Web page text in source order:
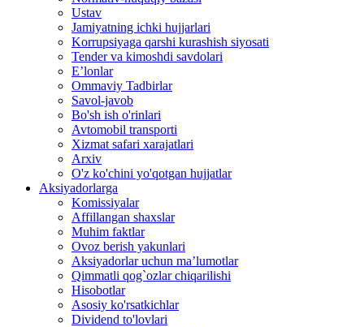
Ustav
Jamiyatning ichki hujjarlari
Korrupsiyaga qarshi kurashish siyosati
Tender va kimoshdi savdolari
E’lonlar
Ommaviy Tadbirlar
Savol-javob
Bo'sh ish o'rinlari
Avtomobil transporti
Xizmat safari xarajatlari
Arxiv
O'z ko'chini yo'qotgan hujjatlar
Aksiyadorlarga
Komissiyalar
Affillangan shaxslar
Muhim faktlar
Ovoz berish yakunlari
Aksiyadorlar uchun ma’lumotlar
Qimmatli qog`ozlar chiqarilishi
Hisobotlar
Asosiy ko'rsatkichlar
Dividend to'lovlari